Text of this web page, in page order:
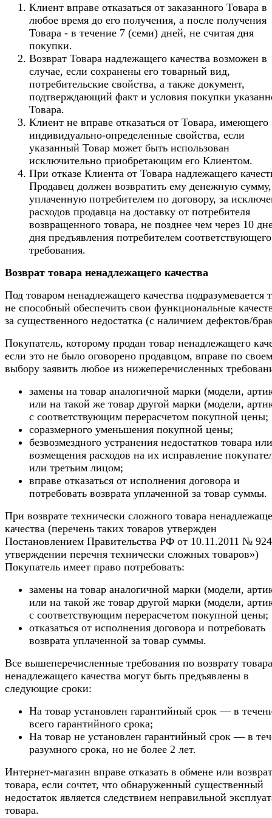
Клиент вправе отказаться от заказанного Товара в
любое время до его получения, а после получения
Товара - в течение 7 (семи) дней, не считая дня
покупки.
Возврат Товара надлежащего качества возможен в
случае, если сохранены его товарный вид,
потребительские свойства, а также документ,
подтверждающий факт и условия покупки
Товара.
Клиент не вправе отказаться от Товара, имеющего
индивидуально-определенные свойства, если
указанный Товар может быть использован
исключительно приобретающим его Клиентом.
При отказе Клиента от Товара надлежащего
Продавец должен возвратить ему денежную сумму,
уплаченную потребителем по договору, за
расходов продавца на доставку от потребителя
возвращенного товара, не позднее чем через 10
дня предъявления потребителем соответствующего
требования.
Возврат товара ненадлежащего качества
Под товаром ненадлежащего качества подразумевается
не способный обеспечить свои функциональные
за существенного недостатка (с наличием дефектов/
Покупатель, которому продан товар ненадлежащего
если это не было оговорено продавцом, вправе по
выбору заявить любое из нижеперечисленных
замены на товар аналогичной марки (модели,
или на такой же товар другой марки (модели,
с соответствующим перерасчетом покупной цены;
соразмерного уменьшения покупной цены;
безвозмездного устранения недостатков товара или
возмещения расходов на их исправление
или третьим лицом;
вправе отказаться от исполнения договора и
потребовать возврата уплаченной за товар суммы.
При возврате технически сложного товара
качества (перечень таких товаров утвержден
Постановлением Правительства РФ от 10.11.2011 №
утверждении перечня технически сложных товаров»)
Покупатель имеет право потребовать:
замены на товар аналогичной марки (модели,
или на такой же товар другой марки (модели,
с соответствующим перерасчетом покупной цены;
отказаться от исполнения договора и потребовать
возврата уплаченной за товар суммы.
Все вышеперечисленные требования по возврату товара
ненадлежащего качества могут быть предъявлены в
следующие сроки:
На товар установлен гарантийный срок — в
всего гарантийного срока;
На товар не установлен гарантийный срок — в
разумного срока, но не более 2 лет.
Интернет-магазин вправе отказать в обмене или
товара, если сочтет, что обнаруженный существенный
недостаток является следствием неправильной
товара.